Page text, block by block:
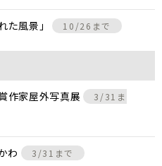
た風景」 10/26まで
作家屋外写真展
3/31ま
わ 3/31まで